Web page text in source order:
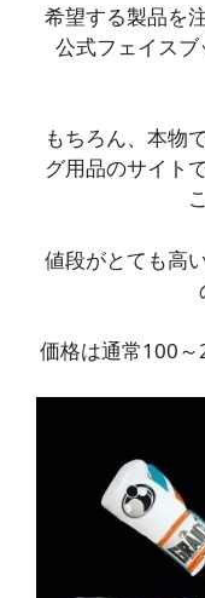
希望する製品を
公式フェイス
もちろん、本物
グ用品のサイト
値段がとても高
価格は通常100～